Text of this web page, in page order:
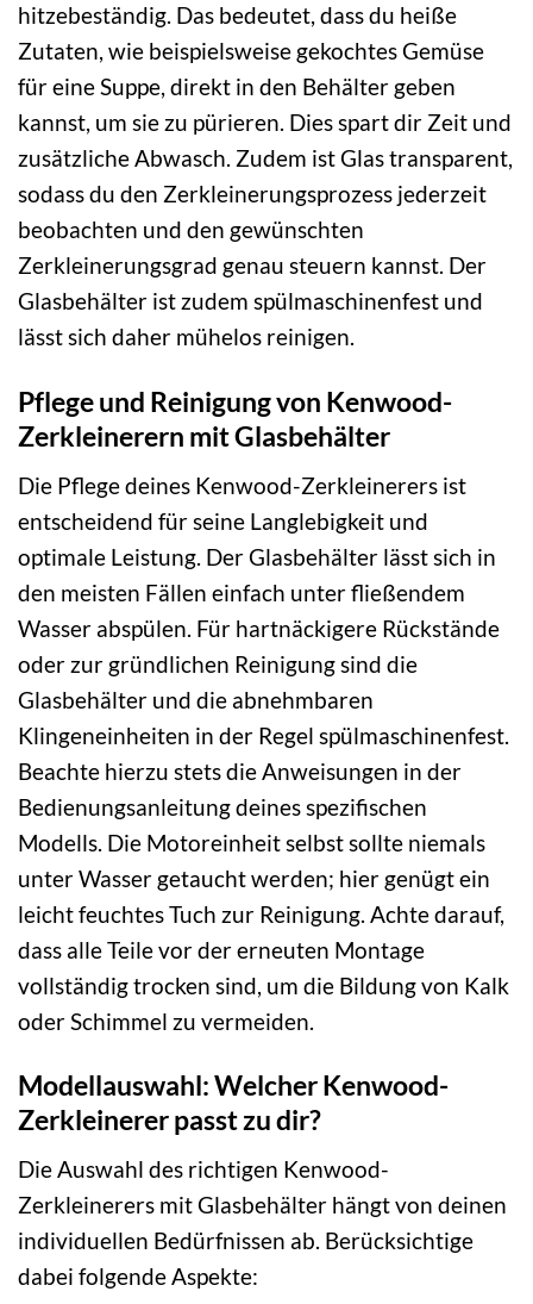
hitzebeständig. Das bedeutet, dass du heiße
Zutaten, wie beispielsweise gekochtes Gemüse
für eine Suppe, direkt in den Behälter geben
kannst, um sie zu pürieren. Dies spart dir Zeit und
zusätzliche Abwasch. Zudem ist Glas transparent,
sodass du den Zerkleinerungsprozess jederzeit
beobachten und den gewünschten
Zerkleinerungsgrad genau steuern kannst. Der
Glasbehälter ist zudem spülmaschinenfest und
lässt sich daher mühelos reinigen.
Pflege und Reinigung von Kenwood-
Zerkleinerern mit Glasbehälter
Die Pflege deines Kenwood-Zerkleinerers ist
entscheidend für seine Langlebigkeit und
optimale Leistung. Der Glasbehälter lässt sich in
den meisten Fällen einfach unter fließendem
Wasser abspülen. Für hartnäckigere Rückstände
oder zur gründlichen Reinigung sind die
Glasbehälter und die abnehmbaren
Klingeneinheiten in der Regel spülmaschinenfest.
Beachte hierzu stets die Anweisungen in der
Bedienungsanleitung deines spezifischen
Modells. Die Motoreinheit selbst sollte niemals
unter Wasser getaucht werden; hier genügt ein
leicht feuchtes Tuch zur Reinigung. Achte darauf,
dass alle Teile vor der erneuten Montage
vollständig trocken sind, um die Bildung von Kalk
oder Schimmel zu vermeiden.
Modellauswahl: Welcher Kenwood-
Zerkleinerer passt zu dir?
Die Auswahl des richtigen Kenwood-
Zerkleinerers mit Glasbehälter hängt von deinen
individuellen Bedürfnissen ab. Berücksichtige
dabei folgende Aspekte: